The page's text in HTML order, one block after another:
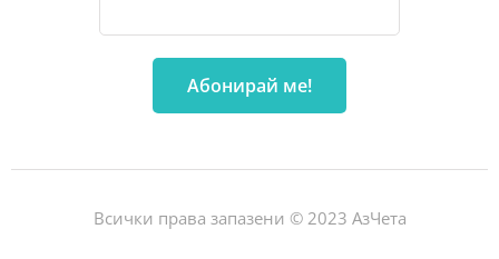
Всички права запазени © 2023 АзЧета